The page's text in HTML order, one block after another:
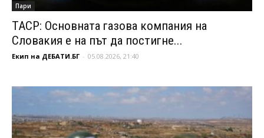
Пари
ТАСР: Основната газова компания на
Словакия е на път да постигне...
Екип на ДЕБАТИ.БГ - 05.08.2026, 21:40